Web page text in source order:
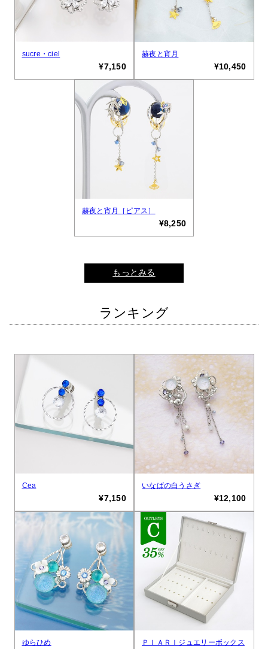
sucre・ciel
¥7,150
赫夜と宵月
¥10,450
赫夜と宵月［ピアス］
¥8,250
もっとみる
ランキング
Cea
¥7,150
いなばの白うさぎ
¥12,100
ゆらひめ
ＰＩＡＲＩジュエリーボックス